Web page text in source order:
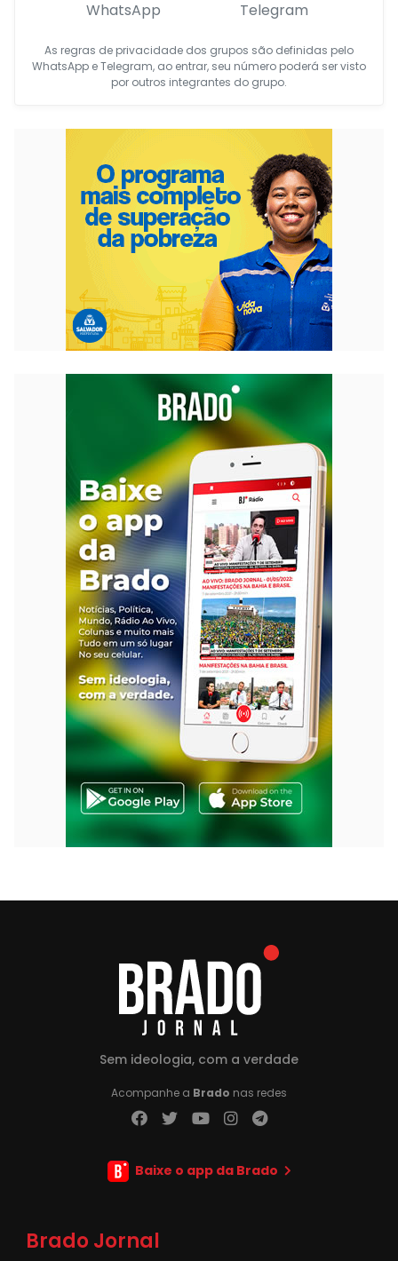
WhatsApp Telegram
As regras de privacidade dos grupos são definidas pelo
WhatsApp e Telegram, ao entrar, seu número poderá ser visto
por outros integrantes do grupo.
Sem ideologia, com a verdade
Acompanhe a Brado nas redes
Baixe o app da Brado
Brado Jornal